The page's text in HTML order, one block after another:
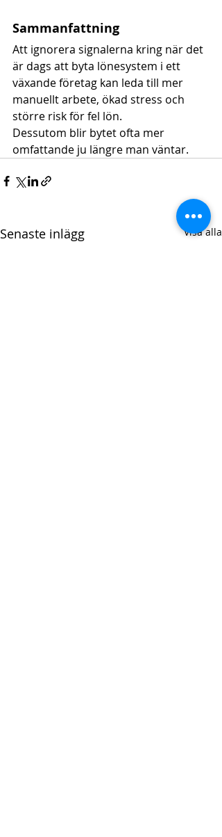
Sammanfattning
Att ignorera signalerna kring när det
är dags att byta lönesystem i ett
växande företag kan leda till mer
manuellt arbete, ökad stress och
större risk för fel lön.
Dessutom blir bytet ofta mer
omfattande ju längre man väntar.
Senaste inlägg Visa alla